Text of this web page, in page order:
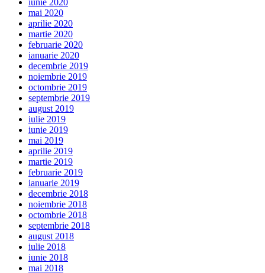
iunie 2020
mai 2020
aprilie 2020
martie 2020
februarie 2020
ianuarie 2020
decembrie 2019
noiembrie 2019
octombrie 2019
septembrie 2019
august 2019
iulie 2019
iunie 2019
mai 2019
aprilie 2019
martie 2019
februarie 2019
ianuarie 2019
decembrie 2018
noiembrie 2018
octombrie 2018
septembrie 2018
august 2018
iulie 2018
iunie 2018
mai 2018